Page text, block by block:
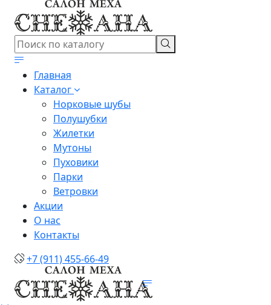
Главная
Каталог
Норковые шубы
Полушубки
Жилетки
Мутоны
Пуховики
Парки
Ветровки
Акции
О нас
Контакты
+7 (911) 455-66-49